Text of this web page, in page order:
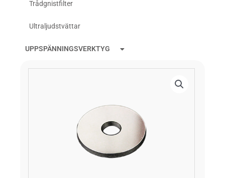
Trådgnistfilter
Ultraljudstvättar
UPPSPÄNNINGSVERKTYG